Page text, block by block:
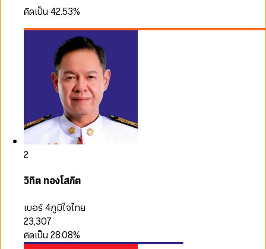
คิดเป็น42.53%
2
วิทิต ทองโสภิต
เบอร์ 4ภูมิใจไทย
23,307
คิดเป็น28.08%